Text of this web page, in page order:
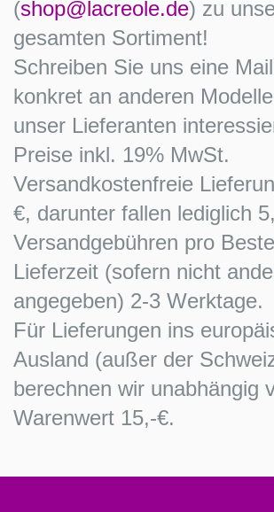
(shop@lacreole.de) zu
gesamten Sortiment!
Schreiben Sie uns eine
konkret an anderen
unser Lieferanten
Preise inkl. 19% MwSt.
Versandkostenfreie
€, darunter fallen lediglich
Versandgebühren pro
Lieferzeit (sofern nicht
angegeben) 2-3 Werktage.
Für Lieferungen ins
Ausland (außer der
berechnen wir unabhängig
Warenwert 15,-€.